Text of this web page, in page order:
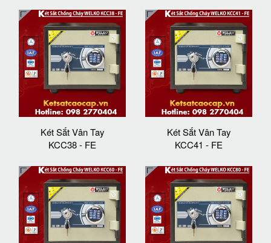
Két Sắt Vân Tay
KCC38 - FE
Két Sắt Vân Tay
KCC41 - FE